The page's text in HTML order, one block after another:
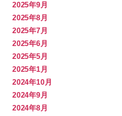
2025年9月
2025年8月
2025年7月
2025年6月
2025年5月
2025年1月
2024年10月
2024年9月
2024年8月